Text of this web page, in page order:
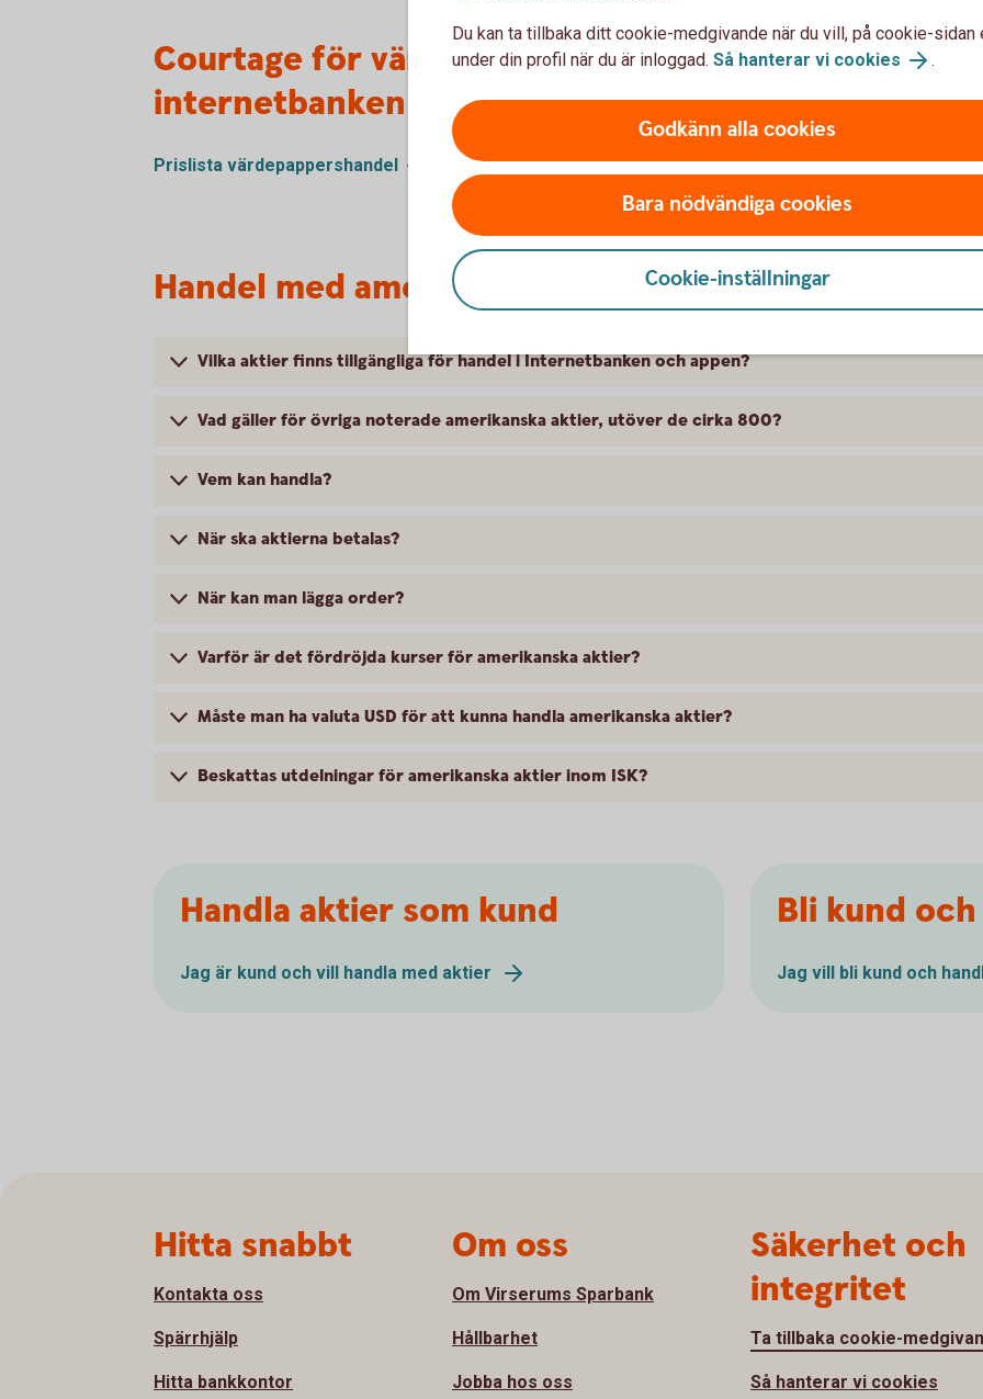
Courtage för värdepappershandel i appen och
internetbanken
Prislista värdepappershandel
Handel med amerikanska aktier – frågor och svar
Vilka aktier finns tillgängliga för handel i Internetbanken och appen?
Vad gäller för övriga noterade amerikanska aktier, utöver de cirka 800?
Vem kan handla?
När ska aktierna betalas?
När kan man lägga order?
Varför är det fördröjda kurser för amerikanska aktier?
Måste man ha valuta USD för att kunna handla amerikanska aktier?
Beskattas utdelningar för amerikanska aktier inom ISK?
Handla aktier som kund
Jag är kund och vill handla med aktier
Bli kund
Jag vill bli kund och
Du kan ta tillbaka ditt cookie-medgivande när du vill, på cookie-sidan
under din profil när du är inloggad. Så hanterar vi cookies .
Godkänn alla cookies
Bara nödvändiga cookies
Cookie-inställningar
Hitta snabbt
Kontakta oss
Spärrhjälp
Hitta bankkontor
Om oss
Om Virserums Sparbank
Hållbarhet
Jobba hos oss
Säkerhet och
integritet
Ta tillbaka cookie-
Så hanterar vi cookies